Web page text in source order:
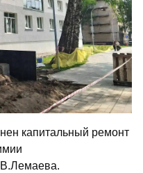
капитальный ремонт